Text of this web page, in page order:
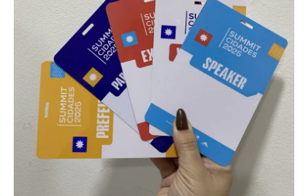
Carteirinha de estudante para escolas
Para identificação e benefícios
estudantis, como meia-entrada em
shows e cinemas, muitas
instituições adotam carteirinhas
escolares em PVC. Em Ceará-Mirim,
fabricamos esses cartões com
opção de tecnologia RFID por
aproximação ou modelos